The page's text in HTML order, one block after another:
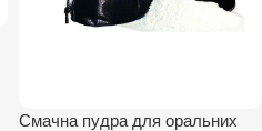
Смачна пудра для оральних